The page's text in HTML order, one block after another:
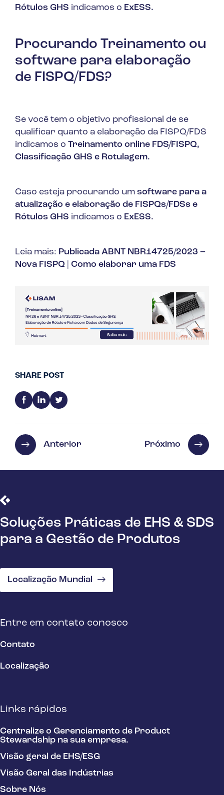
Rótulos GHS indicamos o ExESS.
Procurando Treinamento ou
software para elaboração
de FISPQ/FDS?
Se você tem o objetivo profissional de se
qualificar quanto a elaboração da FISPQ/FDS
indicamos o Treinamento online FDS/FISPQ,
Classificação GHS e Rotulagem.
Caso esteja procurando um software para a
atualização e elaboração de FISPQs/FDSs e
Rótulos GHS indicamos o ExESS.
Leia mais: Publicada ABNT NBR14725/2023 –
Nova FISPQ
Como elaborar uma FDS
SHARE POST
Anterior Próximo
Soluções Práticas de EHS & SDS
para a Gestão de Produtos
Localização Mundial
Entre em contato conosco
Contato
Localização
Links rápidos
Centralize o Gerenciamento de Product
Stewardship na sua empresa.
Visão geral de EHS/ESG
Visão Geral das Indústrias
Sobre Nós